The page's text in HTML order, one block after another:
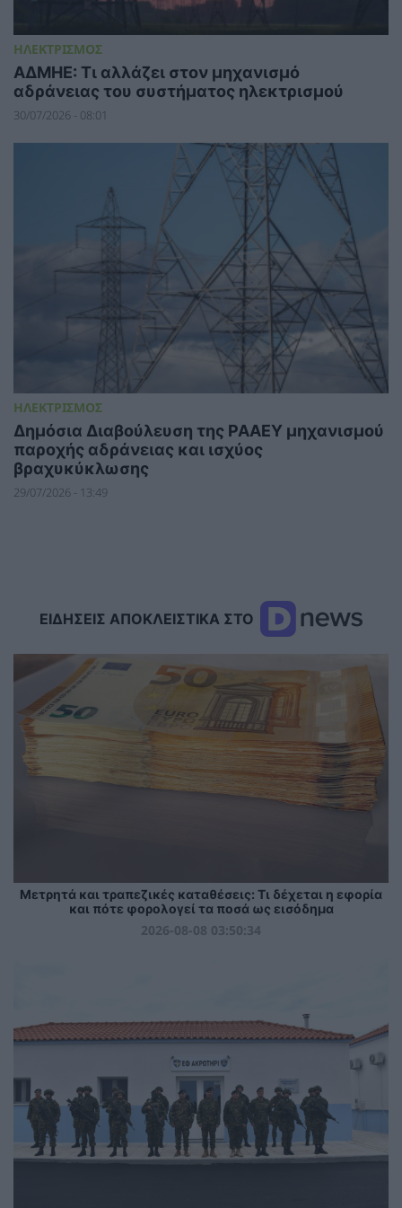
ΗΛΕΚΤΡΙΣΜΟΣ
ΑΔΜΗΕ: Τι αλλάζει στον μηχανισμό
αδράνειας του συστήματος ηλεκτρισμού
30/07/2026 - 08:01
ΗΛΕΚΤΡΙΣΜΟΣ
Δημόσια Διαβούλευση της ΡΑΑΕΥ μηχανισμού
παροχής αδράνειας και ισχύος
βραχυκύκλωσης
29/07/2026 - 13:49
ΕΙΔΗΣΕΙΣ ΑΠΟΚΛΕΙΣΤΙΚΑ ΣΤΟ
Μετρητά και τραπεζικές καταθέσεις: Τι δέχεται η εφορία
και πότε φορολογεί τα ποσά ως εισόδημα
2026-08-08 03:50:34